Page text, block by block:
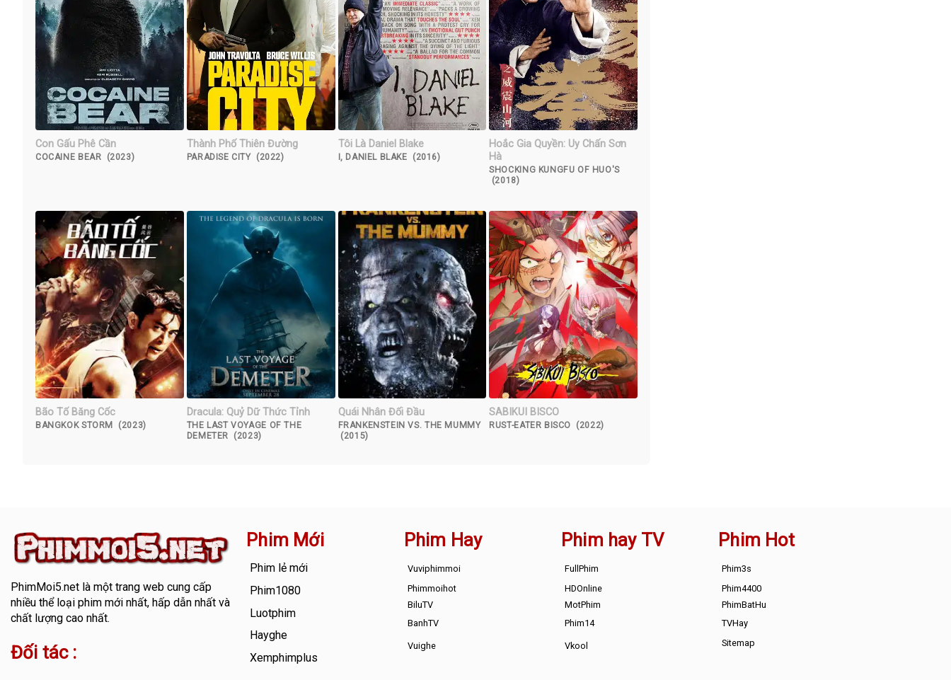
Con Gấu Phê Cần
COCAINE BEAR (2023)
Thành Phố Thiên Đường
PARADISE CITY (2022)
Tôi Là Daniel Blake
I, DANIEL BLAKE (2016)
Hoắc Gia Quyền: Uy Chấn Sơn
Hà
SHOCKING KUNGFU OF HUO'S
(2018)
Bão Tố Băng Cốc
BANGKOK STORM (2023)
Dracula: Quỷ Dữ Thức Tỉnh
THE LAST VOYAGE OF THE
DEMETER (2023)
Quái Nhân Đối Đầu
FRANKENSTEIN VS. THE MUMMY
(2015)
SABIKUI BISCO
RUST-EATER BISCO (2022)
PhimMoi5.netlà một trang web cung cấp
nhiều thể loại phim mới nhất, hấp dẫn nhất và
chất lượng cao nhất.
Đối tác :
Phim Mới
Phim lẻ mới
Phim1080
Luotphim
Hayghe
Xemphimplus
Phim Hay
Vuviphimmoi
Phimmoihot
BiluTV
BanhTV
Vuighe
Phim hay TV
FullPhim
HDOnline
MotPhim
Phim14
Vkool
Phim Hot
Phim3s
Phim4400
PhimBatHu
TVHay
Sitemap